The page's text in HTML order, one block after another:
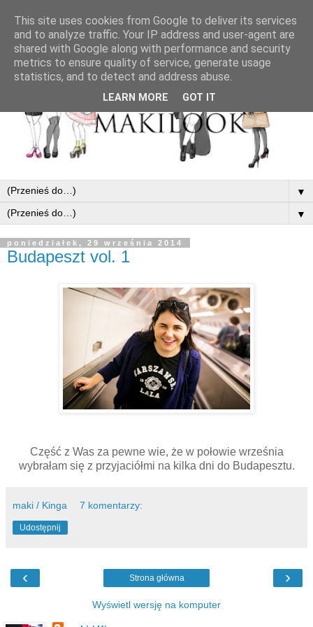
▼
▼
poniedziałek, 29 września 2014
Budapeszt vol. 1
Część z Was za pewne wie, że w połowie września
wybrałam się z przyjaciółmi na kilka dni do Budapesztu.
maki / Kinga 7 komentarzy:
Udostępnij
‹ ›
Strona główna
Wyświetl wersję na komputer
This site uses cookies from Google to deliver its services
and to analyze traffic. Your IP address and user-agent are
shared with Google along with performance and security
metrics to ensure quality of service, generate usage
statistics, and to detect and address abuse.
LEARN MORE GOT IT